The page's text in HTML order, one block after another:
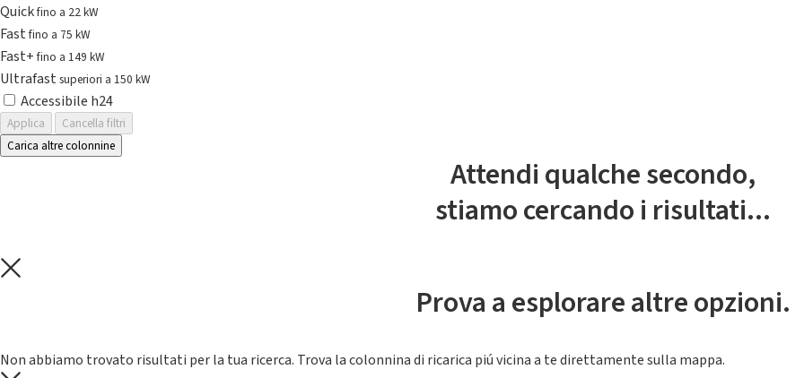
Quickfino a 22 kW
Fastfino a 75 kW
Fast+fino a 149 kW
Ultrafast superiori a 150 kW
Accessibile h24
Applica
Cancella filtri
Carica altre colonnine
Attendi qualche secondo,
stiamo cercando i risultati...
Prova a esplorare altre opzioni.
Non abbiamo trovato risultati per la tua ricerca. Trova la colonnina di ricarica piú vicina a te direttamente sulla mappa.